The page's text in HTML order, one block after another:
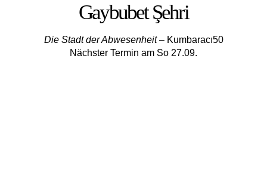
Gaybubet Şehri
Die Stadt der Abwesenheit– Kumbaracı50
Nächster Termin am So 27.09.